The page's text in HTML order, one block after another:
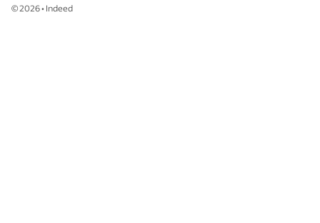
©2026• Indeed